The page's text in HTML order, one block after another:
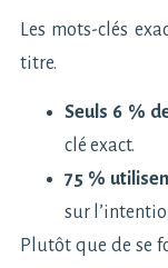
Les mots-clés
titre.
Seuls 6 %
clé exact.
75 %
sur
Plutôt que de se